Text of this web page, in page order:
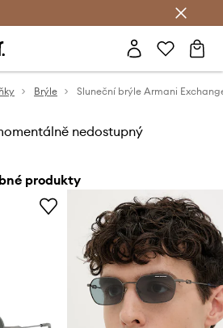
Brýle Sluneční brýle Armani
nedostupný
produkty